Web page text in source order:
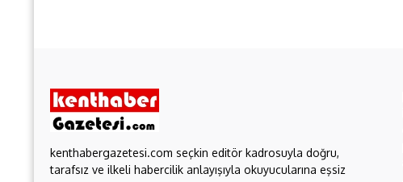
kenthabergazetesi.com seçkin editör kadrosuyla doğru,
tarafsız ve ilkeli habercilik anlayışıyla okuyucularına eşsiz